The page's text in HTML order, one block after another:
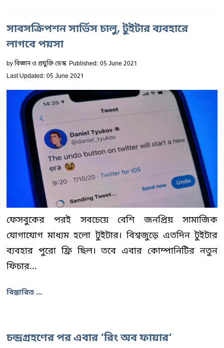
সাবসক্রিপশন সার্ভিস চালু, টুইটার ব্যবহারে
লাগবে পয়সা
byবিজ্ঞান ও প্রযুক্তি ডেস্ক Published: 05 June 2021
Last Updated: 05 June 2021
ফেসবুকের পরই সবচেয়ে বেশি জনপ্রিয় সামাজিক
যোগাযোগ মাধ্যম হলো টুইটার। বিশ্বজুড়ে এতদিন টুইটার
ব্যবহার পুরো ফ্রি ছিল। তবে এবার কোম্পানিটির নতুন
ফিচার...
বিস্তারিত ...
চন্দ্রগ্রহণের পর এবার ‘রিং অব ফায়ার’